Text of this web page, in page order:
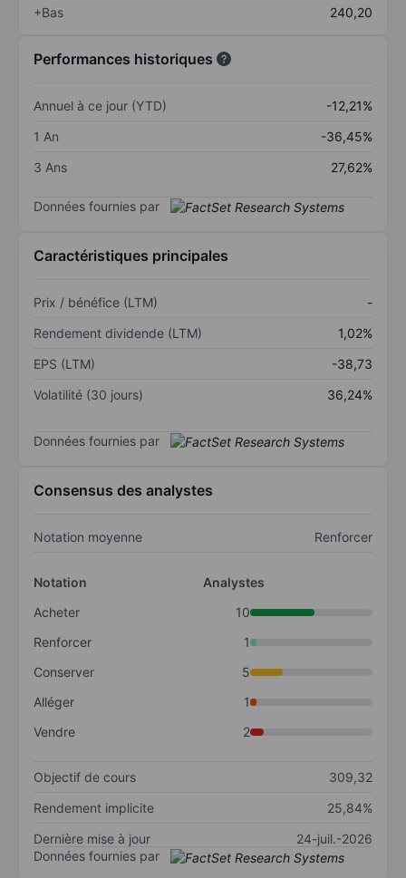
+Bas
240,20
Performances historiques
Annuel à ce jour (YTD)
-12,21%
1 An
-36,45%
3 Ans
27,62%
Données fournies par
Caractéristiques principales
Prix / bénéfice (LTM)
-
Rendement dividende (LTM)
1,02%
EPS (LTM)
-38,73
Volatilité (30 jours)
36,24%
Données fournies par
Consensus des analystes
Notation moyenne Renforcer
Notation
Analystes
Acheter
10
Renforcer
1
Conserver
5
Alléger
1
Vendre
2
Objectif de cours
309,32
Rendement implicite
25,84%
Dernière mise à jour
24-juil.-2026
Données fournies par